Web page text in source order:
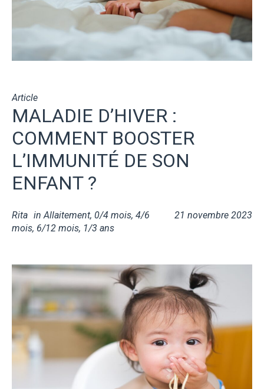
Article
MALADIE D’HIVER :
COMMENT BOOSTER
L’IMMUNITÉ DE SON
ENFANT ?
21 novembre 2023
Rita inAllaitement, 0/4 mois, 4/6
mois, 6/12 mois, 1/3 ans